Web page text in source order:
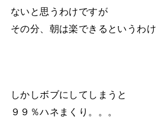
ないと思うわけですが
その分、朝は楽できるというわけ
しかしボブにしてしまうと
９９％ハネまくり。。。